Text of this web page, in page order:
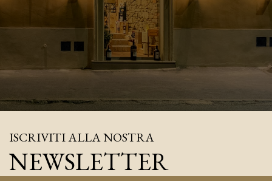
ISCRIVITI ALLA NOSTRA
NEWSLETTER